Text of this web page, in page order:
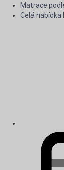
Matrace
Celá